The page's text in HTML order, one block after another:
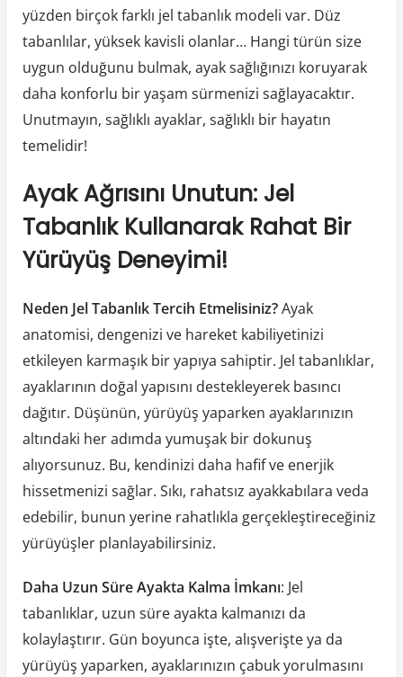
yüzden birçok farklı jel tabanlık modeli var. Düz
tabanlılar, yüksek kavisli olanlar… Hangi türün size
uygun olduğunu bulmak, ayak sağlığınızı koruyarak
daha konforlu bir yaşam sürmenizi sağlayacaktır.
Unutmayın, sağlıklı ayaklar, sağlıklı bir hayatın
temelidir!
Ayak Ağrısını Unutun: Jel
Tabanlık Kullanarak Rahat Bir
Yürüyüş Deneyimi!
Neden Jel Tabanlık Tercih Etmelisiniz?Ayak
anatomisi, dengenizi ve hareket kabiliyetinizi
etkileyen karmaşık bir yapıya sahiptir. Jel tabanlıklar,
ayaklarının doğal yapısını destekleyerek basıncı
dağıtır. Düşünün, yürüyüş yaparken ayaklarınızın
altındaki her adımda yumuşak bir dokunuş
alıyorsunuz. Bu, kendinizi daha hafif ve enerjik
hissetmenizi sağlar. Sıkı, rahatsız ayakkabılara veda
edebilir, bunun yerine rahatlıkla gerçekleştireceğiniz
yürüyüşler planlayabilirsiniz.
Daha Uzun Süre Ayakta Kalma İmkanı: Jel
tabanlıklar, uzun süre ayakta kalmanızı da
kolaylaştırır. Gün boyunca işte, alışverişte ya da
yürüyüş yaparken, ayaklarınızın çabuk yorulmasını